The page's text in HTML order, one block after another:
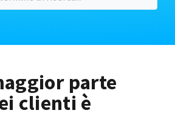
parte
clienti è